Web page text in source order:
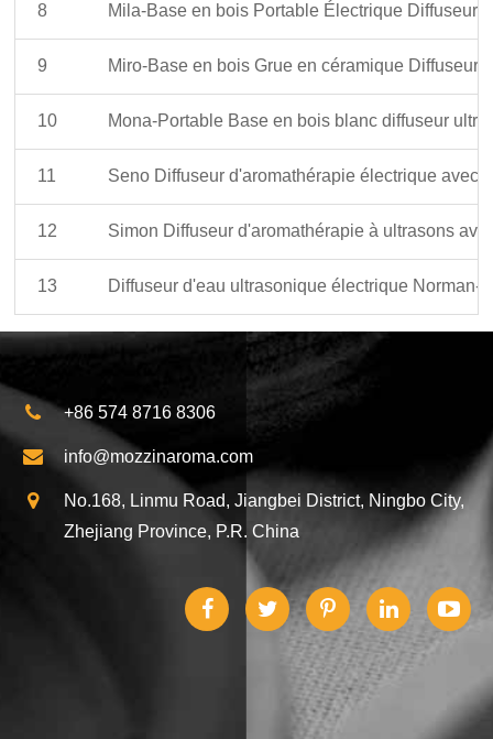
8 Mila-Base en bois Portable Électrique Diffuseur
9 Miro-Base en bois Grue en céramique
10 Mona-Portable Base en bois blanc diffuseur
11 Seno Diffuseur d'aromathérapie électrique avec
12 Simon Diffuseur d'aromathérapie à ultrasons
13 Diffuseur d'eau ultrasonique électrique
+86 574 8716 8306
info@mozzinaroma.com
No.168, Linmu Road, Jiangbei District, Ningbo City,
Zhejiang Province, P.R. China